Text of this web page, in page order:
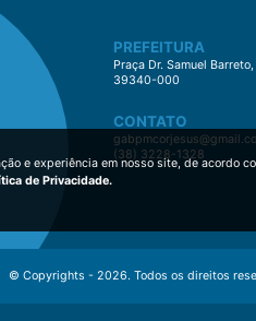
PREFEITURA
Praça Dr. Samuel
39340-000
CONTATO
(38) 3228-1328
© Copyrights - 2026. Todos os direitos
e experiência em nosso site, de acordo
de Privacidade.